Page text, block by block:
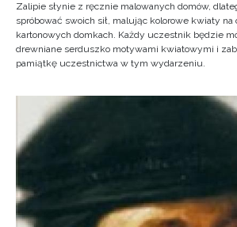
Zalipie słynie z ręcznie malowanych domów,
spróbować swoich sił, malując kolorowe kwiaty na
kartonowych domkach. Każdy uczestnik będzie
drewniane serduszko motywami kwiatowymi i
pamiątkę uczestnictwa w tym wydarzeniu.